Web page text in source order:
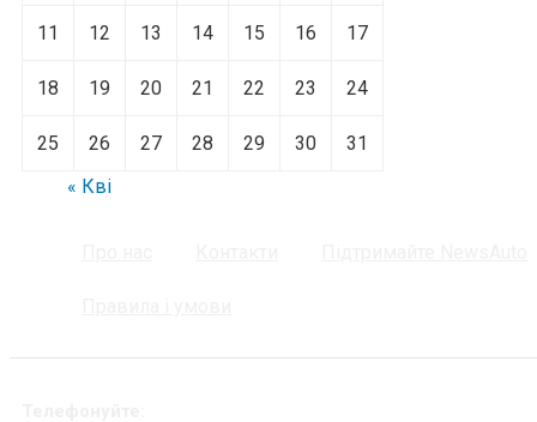
11 12 13 14 15 16 17
18 19 20 21 22 23 24
25 26 27 28 29 30
31
« Кві